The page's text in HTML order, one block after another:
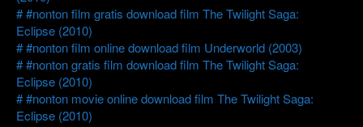
#nonton film gratis download film The Twilight Saga:
Eclipse (2010)
#nonton film online download film Underworld (2003)
#nonton gratis film download film The Twilight Saga:
Eclipse (2010)
#nonton movie online download film The Twilight Saga:
Eclipse (2010)